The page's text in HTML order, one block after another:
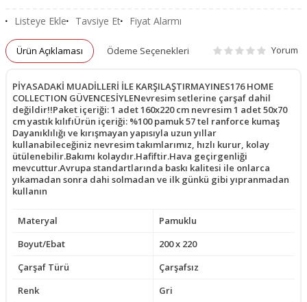
Listeye Ekle Tavsiye Et Fiyat Alarmı
Ürün Açıklaması Ödeme Seçenekleri Yorum
PİYASADAKİ MUADİLLERİ İLE KARŞILAŞTIRMAYINES176 HOME
COLLECTION GÜVENCESİYLENevresim setlerine çarşaf dahil
değildir!!Paket içeriği: 1 adet 160x220 cm nevresim 1 adet 50x70
cm yastık kılıfıÜrün içeriği: %100 pamuk 57 tel ranforce kumaş
Dayanıklılığı ve kırışmayan yapısıyla uzun yıllar
kullanabileceğiniz nevresim takımlarımız, hızlı kurur, kolay
ütülenebilir.Bakımı kolaydır.Hafiftir.Hava geçirgenliği
mevcuttur.Avrupa standartlarında baskı kalitesi ile onlarca
yıkamadan sonra dahi solmadan ve ilk günkü gibi yıpranmadan
kullanın
Materyal
Pamuklu
Boyut/Ebat
200 x 220
Çarşaf Türü
Çarşafsız
Renk
Gri